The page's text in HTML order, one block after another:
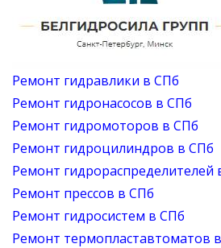
Ремонт гидравлики в СПб
Ремонт гидронасосов в СПб
Ремонт гидромоторов в СПб
Ремонт гидроцилиндров в СПб
Ремонт гидрораспределителей
Ремонт прессов в СПб
Ремонт гидросистем в СПб
Ремонт термопластавтоматов